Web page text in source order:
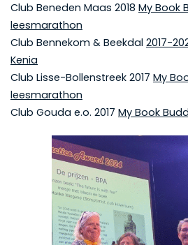
Club Beneden Maas 2018 My Book
leesmarathon
Club Bennekom & Beekdal 2017-
Kenia
Club Lisse-Bollenstreek 2017 My
leesmarathon
Club Gouda e.o. 2017 My Book